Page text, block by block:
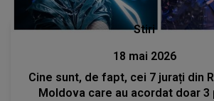
Stiri
18 mai 2026
Cine sunt, de fapt, cei 7 jurați din
Moldova care au acordat doar 3